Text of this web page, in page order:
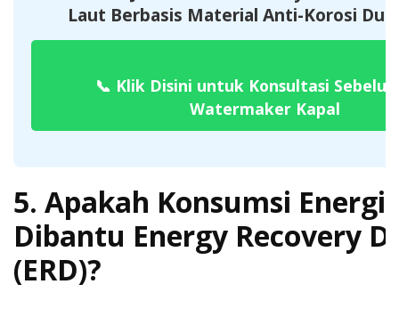
Laut Berbasis Material Anti-Korosi
📞 Klik Disini untuk Konsultasi
Watermaker Kapal
5. Apakah Konsumsi
Dibantu Energy Recovery
(ERD)?